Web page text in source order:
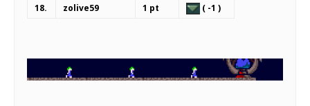
18.
zolive59 1 pt ( -1 )